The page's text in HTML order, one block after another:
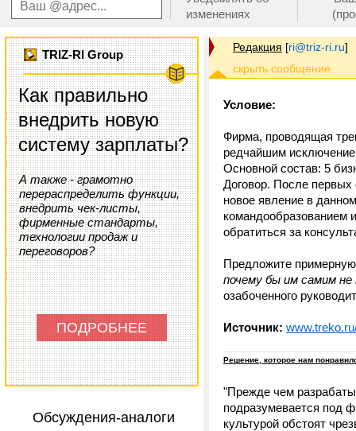
изменениях
TRIZ-RI Group
Как правильно
внедрить новую
систему зарплаты?
А также - грамотно
перераспределить функции,
внедрить чек-листы,
фирменные стандарты,
технологии продаж и
переговоров?
ПОДРОБНЕЕ
Обсуждения-аналоги
Редакция [ri@triz-ri.ru]
Условие:
Фирма, проводящая
редчайшим
Основной состав: 5
Договор. После первых
новое явление в
командообразованием
обратиться за
Предложите
почему бы им самим не
озабоченного
Источник:
Решение, которое нам
"Прежде чем
подразумевается под
культурой обстоят